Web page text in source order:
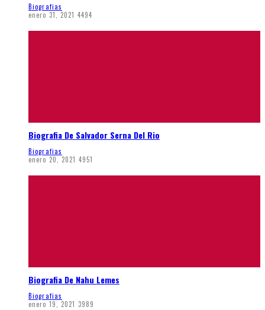
Biografias
enero 31, 2021 4494
Biografia De Salvador Serna Del Rio
Biografias
enero 20, 2021 4951
Biografia De Nahu Lemes
Biografias
enero 19, 2021 3989